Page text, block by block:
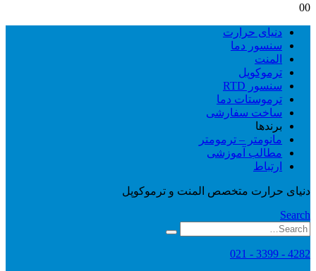
00
دنیای حرارت
سنسور دما
المنت
ترموکوپل
سنسور RTD
ترموستات دما
ساخت سفارشی
برندها
مانومتر – ترمومتر
مطالب آموزشی
ارتباط
دنیای حرارت متخصص المنت و ترموکوپل
Search
4282 - 3399 - 021